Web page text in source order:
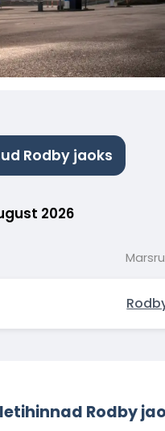
Rodby jaoks
2026
Rodby